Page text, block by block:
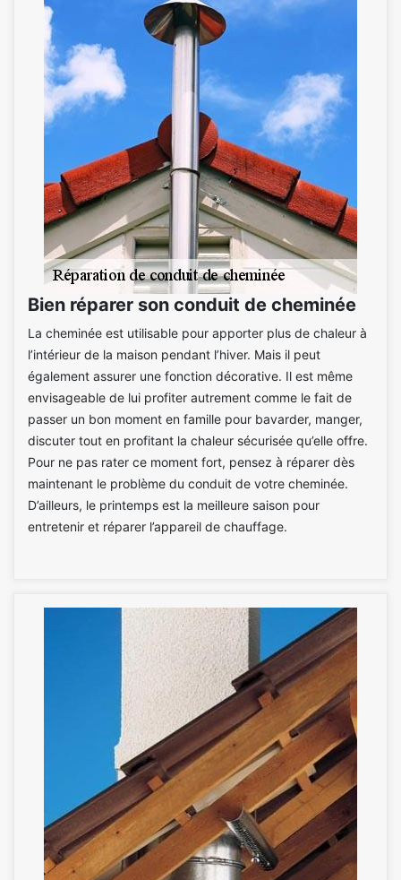
Bien réparer son conduit de cheminée
La cheminée est utilisable pour apporter plus de chaleur à
l’intérieur de la maison pendant l’hiver. Mais il peut
également assurer une fonction décorative. Il est même
envisageable de lui profiter autrement comme le fait de
passer un bon moment en famille pour bavarder, manger,
discuter tout en profitant la chaleur sécurisée qu’elle offre.
Pour ne pas rater ce moment fort, pensez à réparer dès
maintenant le problème du conduit de votre cheminée.
D’ailleurs, le printemps est la meilleure saison pour
entretenir et réparer l’appareil de chauffage.